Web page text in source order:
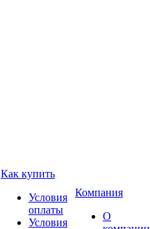
Как купить
Условия
оплаты
Условия
Компания
О